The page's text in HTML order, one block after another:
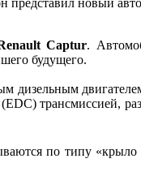
представил новый
Captur.
будущего.
дизельным
трансмиссией,
по типу «крыло